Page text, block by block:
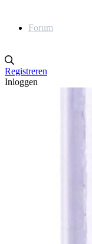
Forum
Registreren
Inloggen